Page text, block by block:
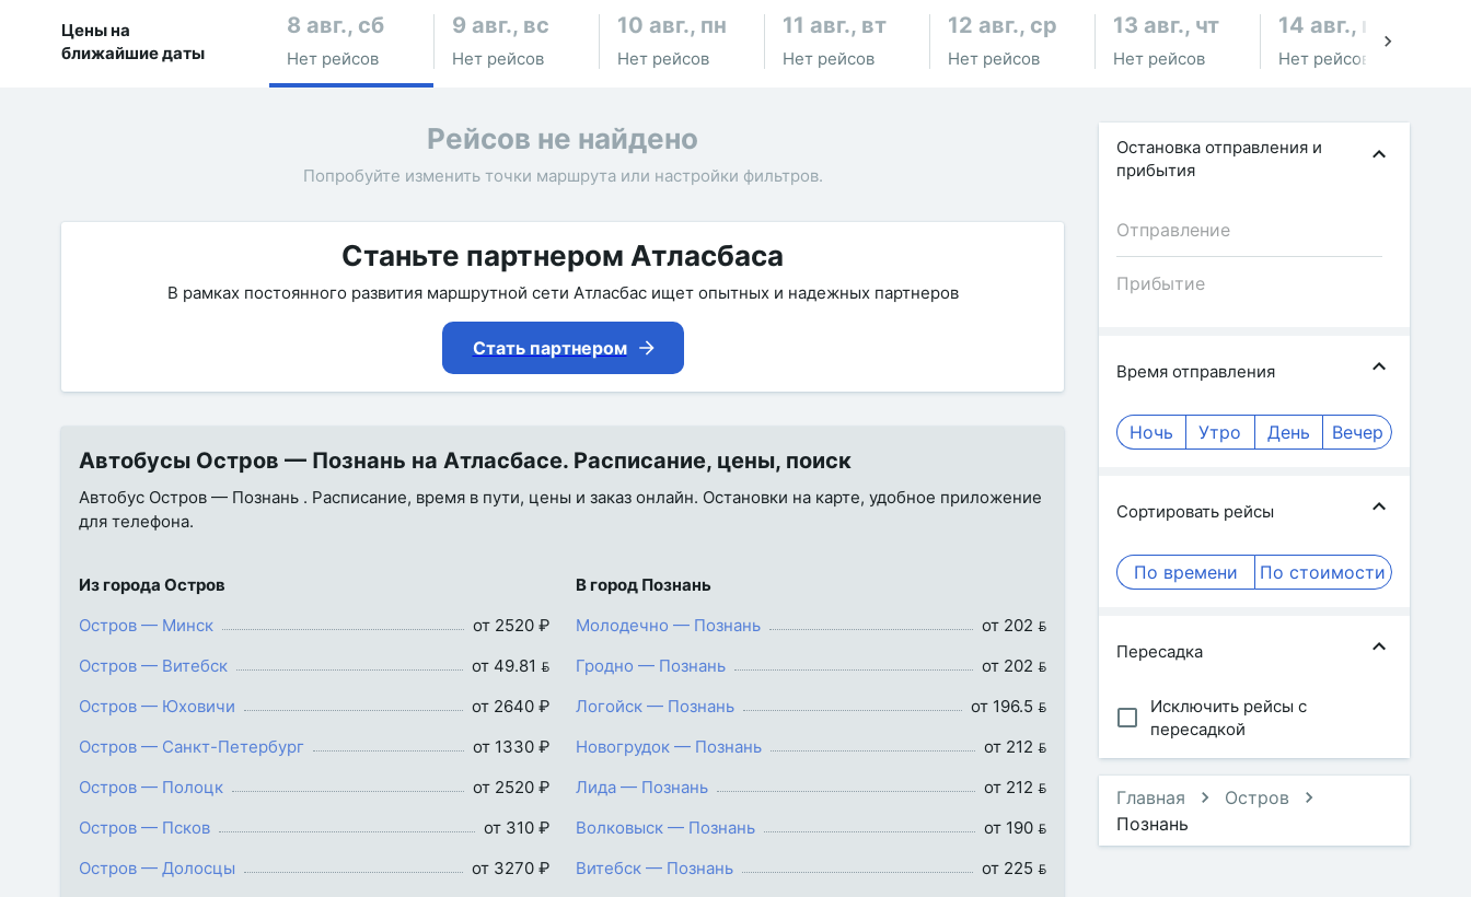
Цены на
ближайшие даты
8 авг., сб
Нет рейсов
9 авг., вс
Нет рейсов
10 авг., пн
Нет рейсов
11 авг., вт
Нет рейсов
12 авг., ср
Нет рейсов
13 авг., чт
Нет рейсов
14 авг., пт
Нет рейсов
Рейсов не найдено
Попробуйте изменить точки маршрута или настройки фильтров.
Станьте партнером Атласбаса
В рамках постоянного развития маршрутной сети Атласбас ищет опытных и надежных партнеров
Стать партнером
Автобусы Остров — Познань на Атласбасе. Расписание, цены, поиск
Автобус Остров — Познань . Расписание, время в пути, цены и заказ онлайн. Остановки на карте, удобное приложение
для телефона.
Из города Остров
Остров — Минск
от 2520 ₽
Остров — Витебск
от 49.81 
Остров — Юховичи
от 2640 ₽
Остров — Санкт-Петербург
от 1330 ₽
Остров — Полоцк
от 2520 ₽
Остров — Псков
от 310 ₽
Остров — Долосцы
от 3270 ₽
В город Познань
Молодечно — Познань
от 202 
Гродно — Познань
от 202 
Логойск — Познань
от 196.5 
Новогрудок — Познань
от 212 
Лида — Познань
от 212 
Волковыск — Познань
от 190 
Витебск — Познань
от 225 
Остановка отправления и
прибытия
Время отправления
Ночь Утро День Вечер
Сортировать рейсы
По времени По стоимости
Пересадка
Исключить рейсы с
пересадкой
Главная
Остров
Познань